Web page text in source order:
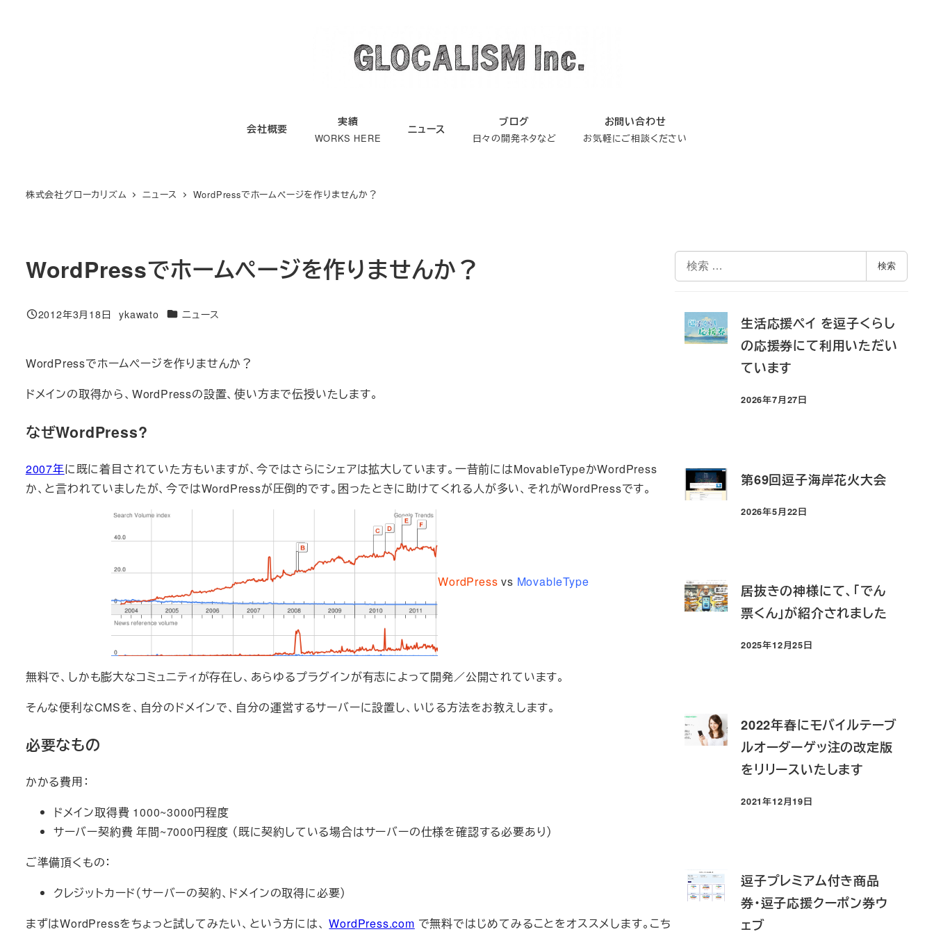
会社概要
実績
WORKS HERE
ニュース
ブログ
日々の開発ネタなど
お問い合わせ
お気軽にご相談ください
株式会社グローカリズム ニュース WordPressでホームページを作りませんか？
WordPressでホームページを作りませんか？
投稿日
2012年3月18日
著
ykawato カテゴリー
ニュース
WordPressでホームページを作りませんか？
ドメインの取得から、WordPressの設置、使い方まで伝授いたします。
なぜWordPress?
2007年に既に着目されていた方もいますが、今ではさらにシェアは拡大しています。一昔前にはMovableTypeかWordPress
か、と言われていましたが、今ではWordPressが圧倒的です。困ったときに助けてくれる人が多い、それがWordPressです。
WordPress vs MovableType
無料で、しかも膨大なコミュニティが存在し、あらゆるプラグインが有志によって開発／公開されています。
そんな便利なCMSを、自分のドメインで、自分の運営するサーバーに設置し、いじる方法をお教えします。
必要なもの
かかる費用：
ドメイン取得費 1000~3000円程度
サーバー契約費 年間~7000円程度 （既に契約している場合はサーバーの仕様を確認する必要あり）
ご準備頂くもの：
クレジットカード（サーバーの契約、ドメインの取得に必要）
まずはWordPressをちょっと試してみたい、という方には、WordPress.com で無料ではじめてみることをオススメします。こち
検
索
検索
生活応援ペイ を逗子くらし
の応援券にて利用いただい
ています
投稿日
2026年7月27日
第69回逗子海岸花火大会
投稿日
2026年5月22日
居抜きの神様にて、「でん
票くん」が紹介されました
投稿日
2025年12月25日
2022年春にモバイルテーブ
ルオーダーゲッ注の改定版
をリリースいたします
投稿日
2021年12月19日
逗子プレミアム付き商品
券・逗子応援クーポン券ウ
ェブ